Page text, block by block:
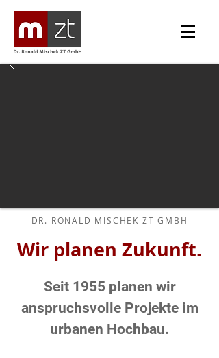
DR. RONALD MISCHEK ZT GMBH
Wir planen Zukunft.
Seit 1955 planen wir
anspruchsvolle Projekte im
urbanen Hochbau.